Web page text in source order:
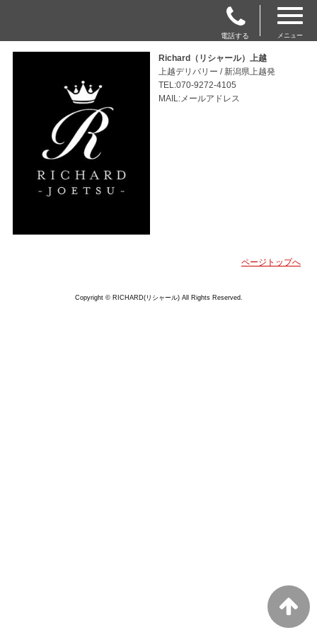
電話する メニュー
Richard（リシャール）上越
上越デリバリー / 新潟県上越発
TEL:070-9272-4105
MAIL:メールアドレス
ページトップへ
Copyright © RICHARD(リシャール) All Rights Reserved.